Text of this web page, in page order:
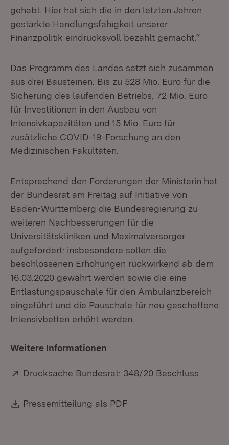
gehabt. Hier hat sich die in den letzten Jahren
gestärkte Handlungsfähigkeit unserer
Finanzpolitik eindrucksvoll bezahlt gemacht.“
Das Programm des Landes setzt sich zusammen
aus drei Bausteinen: Bis zu 528 Mio. Euro für die
Sicherung des laufenden Betriebs, 72 Mio. Euro
für Investitionen in den Ausbau von
Intensivkapazitäten und 15 Mio. Euro für
zusätzliche COVID-19-Forschung an den
Medizinischen Fakultäten.
Entsprechend den Forderungen der Ministerin hat
der Bundesrat am Freitag auf Initiative von
Baden-Württemberg die Bundesregierung zu
weiteren Nachbesserungen für die
Universitätskliniken und Maximalversorger
aufgefordert: insbesondere sollen die
beschlossenen Erhöhungen rückwirkend ab dem
16.03.2020 gewährt werden sowie die eine
Entlastungspauschale für den Ambulanzbereich
eingeführt und die Pauschale für neu geschaffene
Intensivbetten erhöht werden.
Weitere Informationen
Extern:
Drucksache Bundesrat: 348/20 Beschluss
Download:
Pressemitteilung als PDF